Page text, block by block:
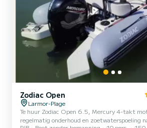
Zodiac Open
Larmor-Plage
Te huur Zodiac Open 6.5, Mercury 4-takt
regelmatig onderhoud en zoetwaterspoeling